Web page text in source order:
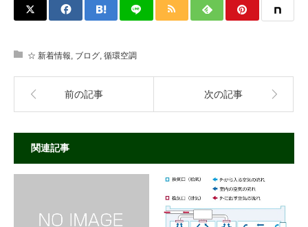
☆ 新着情報, ブログ, 循環空調
前の記事 次の記事
関連記事